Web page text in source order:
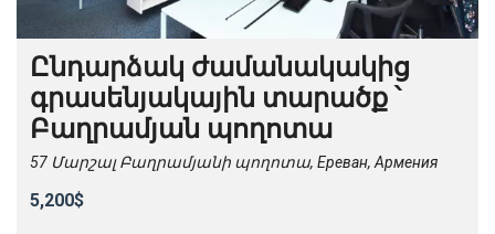
Ընդարձակ ժամանակակից
գրասենյակային տարածք ՝
Բաղրամյան պողոտա
57 Մարշալ Բաղրամյանի պողոտա, Ереван, Армения
5,200$